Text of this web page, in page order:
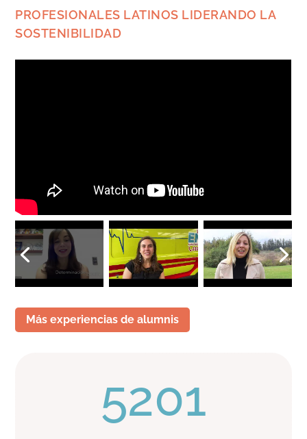
PROFESIONALES LATINOS LIDERANDO LA
SOSTENIBILIDAD
Más experiencias de alumnis
5201